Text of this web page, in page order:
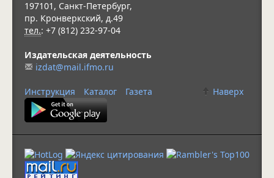
197101, Санкт-Петербург,
пр. Кронверкский, д.49
тел.: +7 (812) 232-97-04
Издательская деятельность
izdat@mail.ifmo.ru
Наверх
Инструкция Каталог Газета